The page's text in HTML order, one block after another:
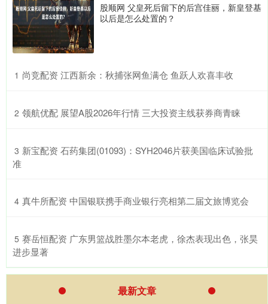
股顺网 父皇死后留下的后宫佳丽，新皇登基
以后是怎么处置的？
1 ​尚竞配资 江西新余：秋捕张网鱼满仓 鱼跃人欢喜丰收
2 ​领航优配 展望A股2026年行情 三大投资主线获券商青睐
3 ​新宝配资 石药集团(01093)：SYH2046片获美国临床试验批
准
4 ​真牛所配资 中国银联携手商业银行亮相第二届文旅博览会
5 ​赛岳恒配资 广东男篮战胜墨尔本老虎，徐杰表现出色，张昊
进步显著
最新文章